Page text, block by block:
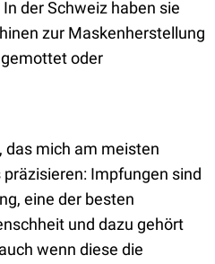
der Schweiz haben sie
zur Maskenherstellung
oder
das mich am meisten
Impfungen sind
eine der besten
und dazu gehört
wenn diese die